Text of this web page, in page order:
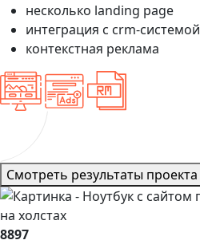
несколько landing page
интеграция с crm-системой
контекстная реклама
Смотреть результаты проекта
8897